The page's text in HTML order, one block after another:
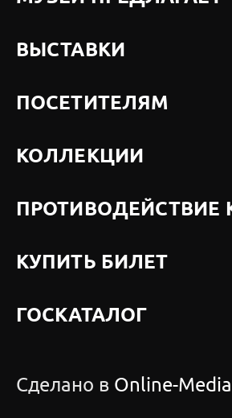
ВЫСТАВКИ
ПОСЕТИТЕЛЯМ
КОЛЛЕКЦИИ
ПРОТИВОДЕЙСТВИЕ
КУПИТЬ БИЛЕТ
ГОСКАТАЛОГ
Сделано в Online-Media